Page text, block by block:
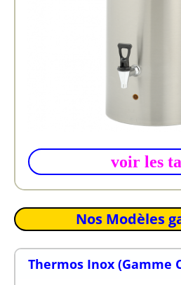
voir les
Nos Modèles
Thermos Inox (Gamme